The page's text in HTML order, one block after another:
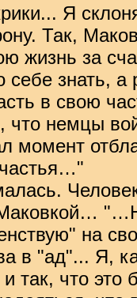
Я
Так,
жизнь за
себе знать,
в свою
что немцы
момент
на
в "ад"... Я,
и так, что